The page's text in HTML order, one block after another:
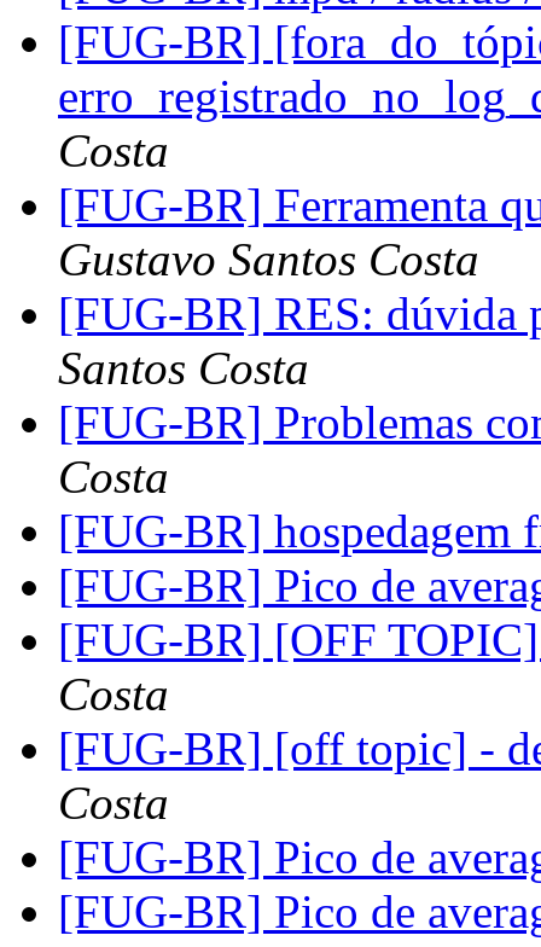
[FUG-BR]
Costa
[FUG-BR] Ferramenta
Gustavo Santos Costa
[FUG-BR] RES: dúvida
Santos Costa
[FUG-BR] Problemas
Costa
[FUG-BR] hospedagem
[FUG-BR] Pico de
[FUG-BR] [OFF
Costa
[FUG-BR] [off topic] -
Costa
[FUG-BR] Pico de
[FUG-BR] Pico de